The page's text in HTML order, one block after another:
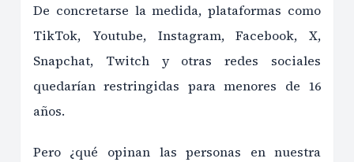
De concretarse la medida, plataformas como
TikTok, Youtube, Instagram, Facebook, X,
Snapchat, Twitch y otras redes sociales
quedarían restringidas para menores de 16
años.
Pero ¿qué opinan las personas en nuestra